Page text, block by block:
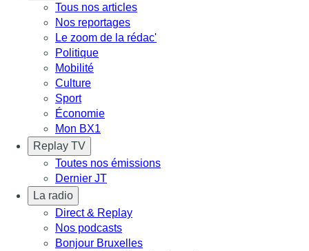
Tous nos articles
Nos reportages
Le zoom de la rédac'
Politique
Mobilité
Culture
Sport
Économie
Mon BX1
Replay TV
Toutes nos émissions
Dernier JT
La radio
Direct & Replay
Nos podcasts
Bonjour Bruxelles